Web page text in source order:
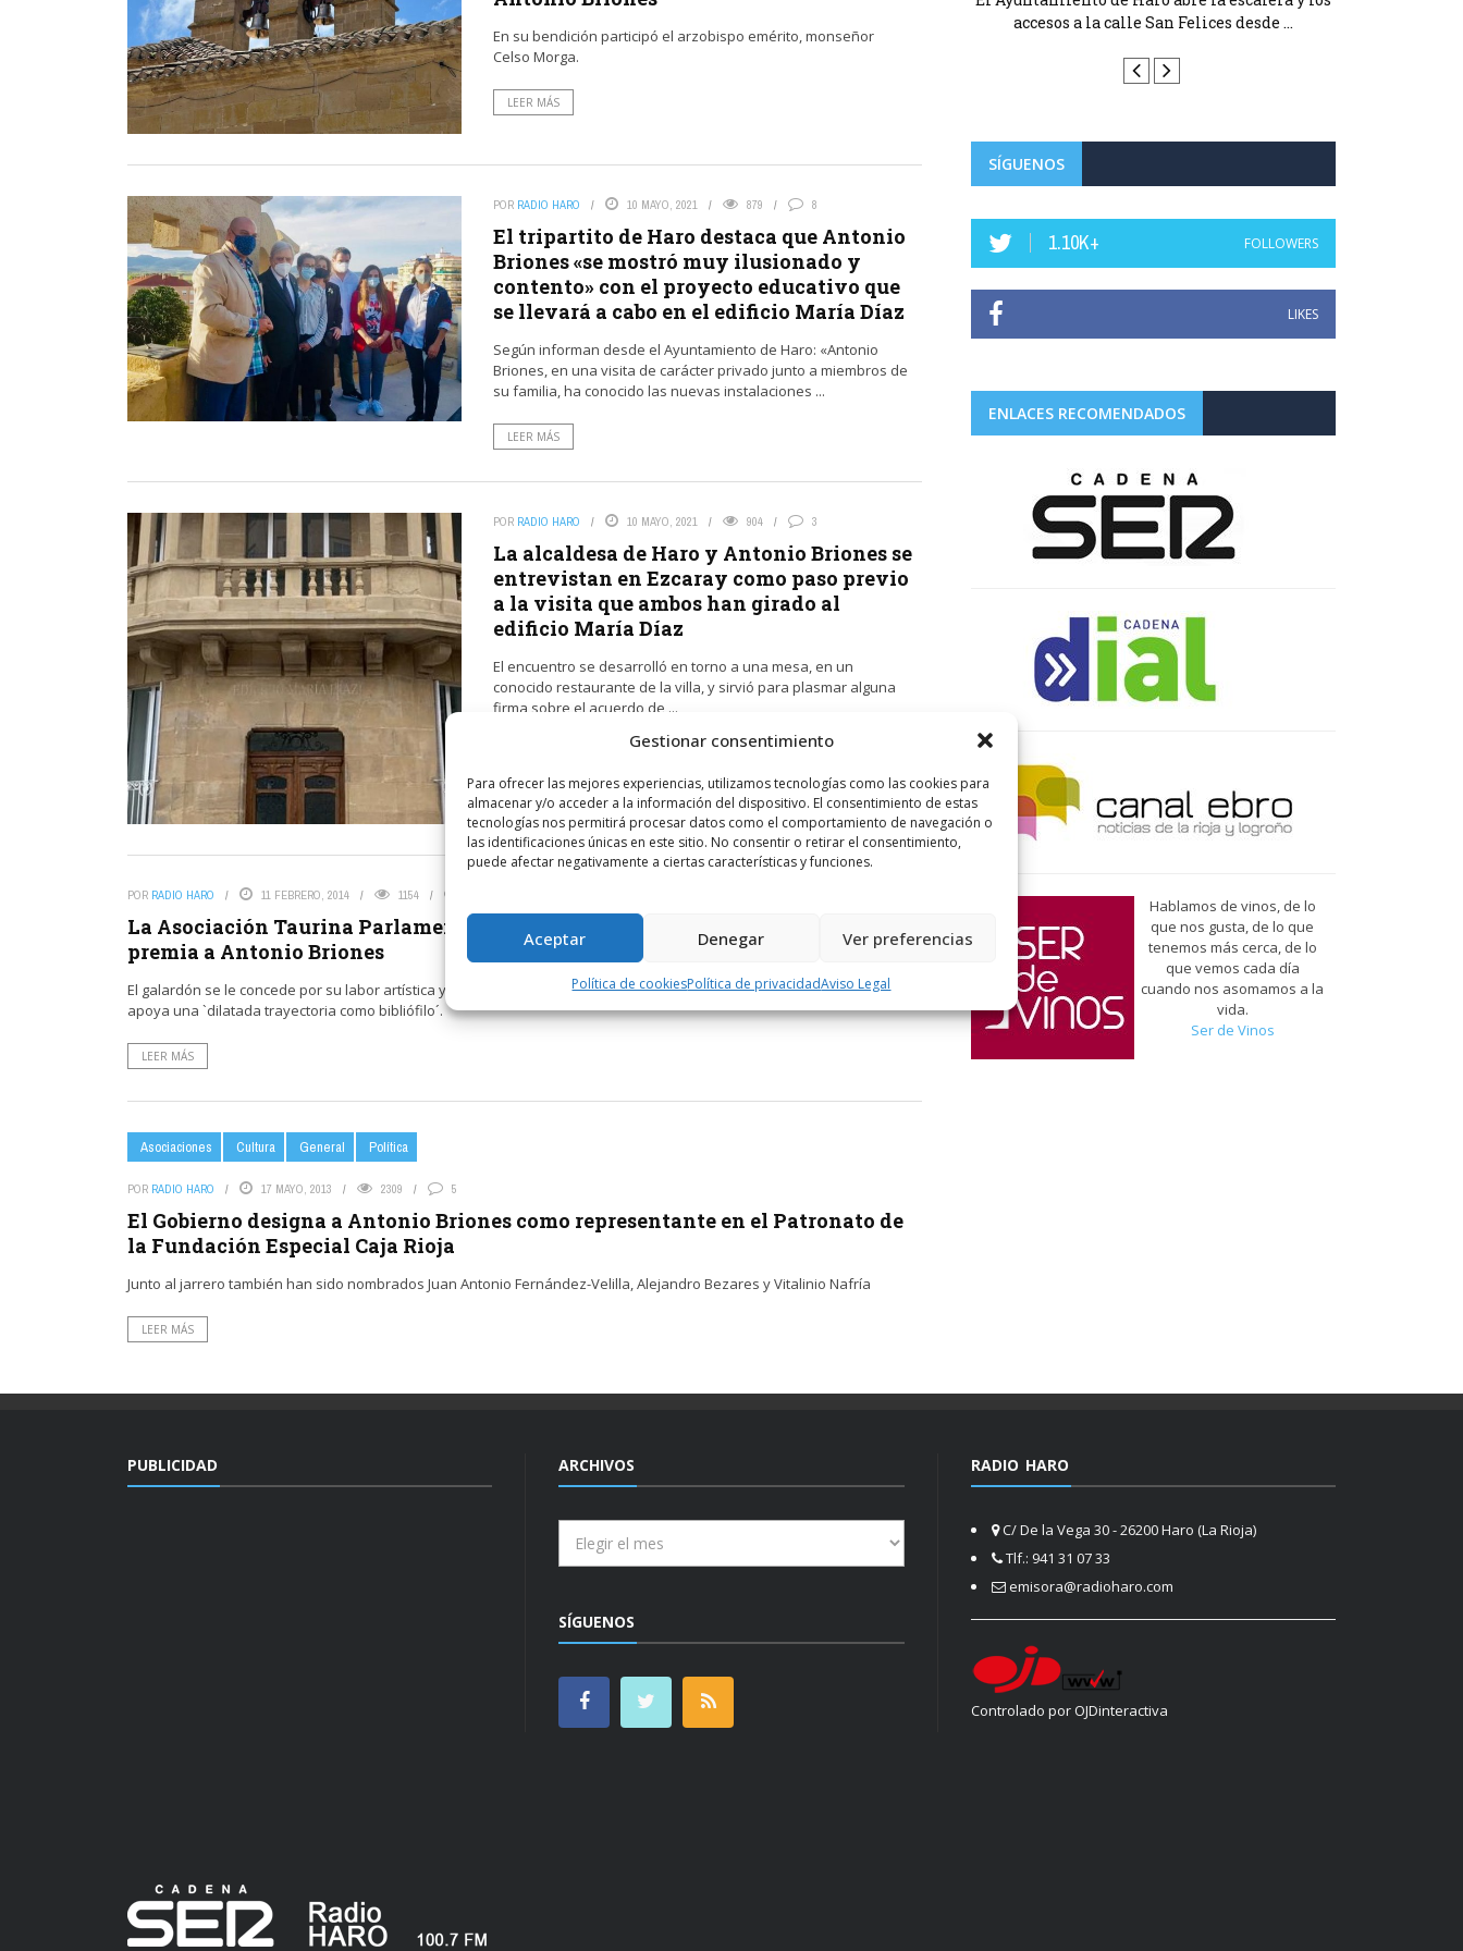
Gestionar consentimiento
Para ofrecer las mejores experiencias, utilizamos tecnologías como las cookies para
almacenar y/o acceder a la información del dispositivo. El consentimiento de estas
tecnologías nos permitirá procesar datos como el comportamiento de navegación o
las identificaciones únicas en este sitio. No consentir o retirar el consentimiento,
puede afectar negativamente a ciertas características y funciones.
Aceptar Denegar Ver preferencias
Política de cookiesPolítica de privacidadAviso Legal
En su bendición participó el arzobispo emérito, monseñor
Celso Morga.
LEER MÁS
POR RADIO HARO 10 MAYO, 2021 879 8
El tripartito de Haro destaca que Antonio
Briones «se mostró muy ilusionado y
contento» con el proyecto educativo que
se llevará a cabo en el edificio María Díaz
Según informan desde el Ayuntamiento de Haro: «Antonio
Briones, en una visita de carácter privado junto a miembros de
su familia, ha conocido las nuevas instalaciones ...
LEER MÁS
POR RADIO HARO 10 MAYO, 2021 904 3
La alcaldesa de Haro y Antonio Briones se
entrevistan en Ezcaray como paso previo
a la visita que ambos han girado al
edificio María Díaz
El encuentro se desarrolló en torno a una mesa, en un
conocido restaurante de la villa, y sirvió para plasmar alguna
firma sobre el acuerdo de ...
POR RADIO HARO 11 FEBRERO, 2014 1154
La Asociación Taurina Parlamentaria
premia a Antonio Briones
El galardón se le concede por su labor artística y cultural que
apoya una `dilatada trayectoria como bibliófilo´.
LEER MÁS
Asociaciones Cultura General Política
POR RADIO HARO 17 MAYO, 2013 2309 5
El Gobierno designa a Antonio Briones como representante en el Patronato de
la Fundación Especial Caja Rioja
Junto al jarrero también han sido nombrados Juan Antonio Fernández-Velilla, Alejandro Bezares y Vitalinio Nafría
LEER MÁS
accesos a la calle San Felices desde ...
SÍGUENOS
1.10K+ FOLLOWERS
LIKES
ENLACES RECOMENDADOS
Hablamos de vinos, de lo
que nos gusta, de lo que
tenemos más cerca, de lo
que vemos cada día
cuando nos asomamos a la
vida.
Ser de Vinos
PUBLICIDAD ARCHIVOS
SÍGUENOS
RADIO HARO
C/ De la Vega 30 - 26200 Haro (La Rioja)
Tlf.: 941 31 07 33
emisora@radioharo.com
Controlado por OJDinteractiva